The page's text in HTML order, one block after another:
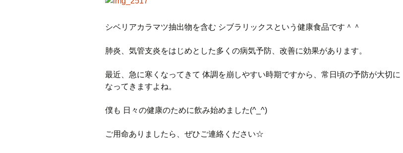
シベリアカラマツ抽出物を含む シブラリックスという健康食品です＾＾
肺炎、気管支炎をはじめとした多くの病気予防、改善に効果があります。
最近、急に寒くなってきて 体調を崩しやすい時期ですから、常日頃の予防が大切に
なってきますよね。
僕も 日々の健康のために飲み始めました(^_^)
ご用命ありましたら、ぜひご連絡ください☆